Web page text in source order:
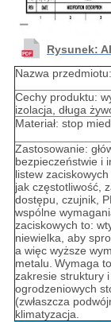
Rysunek:
Nazwa
Cechy produktu:
izolacja, długa
Materiał: stop
Zastosowanie:
bezpieczeństwie i
listew
jak częstotliwość,
dostępu, czujnik,
wspólne
zaciskowych to:
niewielka, aby
a więc wyższe
metalu. Wymaga
zakresie struktury
ogrodzeniowych
(zwłaszcza
klimatyzacja.